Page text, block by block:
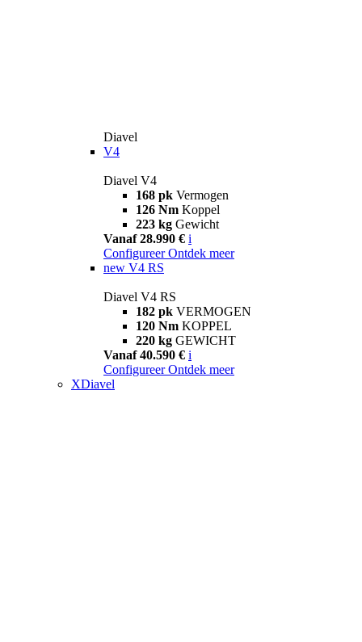
Diavel
V4
Diavel V4
168 pk Vermogen
126 Nm Koppel
223 kg Gewicht
Vanaf 28.990 € i
Configureer Ontdek meer
new V4 RS
Diavel V4 RS
182 pk VERMOGEN
120 Nm KOPPEL
220 kg GEWICHT
Vanaf 40.590 € i
Configureer Ontdek meer
XDiavel